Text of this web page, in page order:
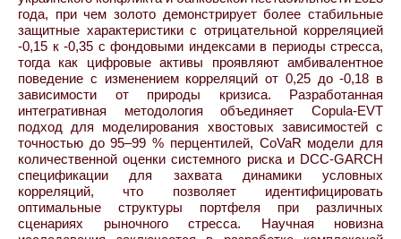
года, при чем золото демонстрирует более стабильные
защитные характеристики с отрицательной корреляцией
-0,15 к -0,35 с фондовыми индексами в периоды стресса,
тогда как цифровые активы проявляют амбивалентное
поведение с изменением корреляций от 0,25 до -0,18 в
зависимости от природы кризиса. Разработанная
интегративная методология объединяет Copula-EVT
подход для моделирования хвостовых зависимостей с
точностью до 95–99 % перцентилей, CoVaR модели для
количественной оценки системного риска и DCC-GARCH
спецификации для захвата динамики условных
корреляций, что позволяет идентифицировать
оптимальные структуры портфеля при различных
сценариях рыночного стресса. Научная новизна